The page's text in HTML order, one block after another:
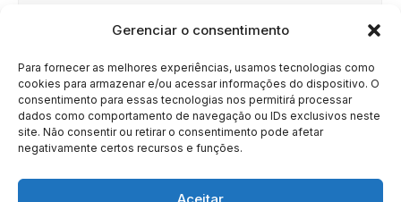
Gerenciar o consentimento
Para fornecer as melhores experiências, usamos tecnologias como
cookies para armazenar e/ou acessar informações do dispositivo. O
consentimento para essas tecnologias nos permitirá processar
dados como comportamento de navegação ou IDs exclusivos neste
site. Não consentir ou retirar o consentimento pode afetar
negativamente certos recursos e funções.
Aceitar